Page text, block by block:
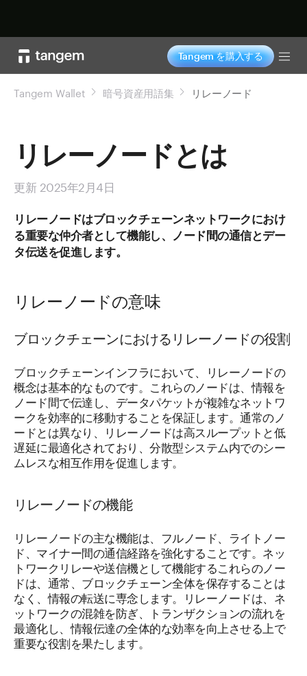
Tangem を購入する
Tangem Wallet 暗号資産用語集 リレーノード
リレーノードとは
更新 2025年2月4日
リレーノードはブロックチェーンネットワークにおけ
る重要な仲介者として機能し、ノード間の通信とデー
タ伝送を促進します。
リレーノードの意味
ブロックチェーンにおけるリレーノードの役割
ブロックチェーンインフラにおいて、リレーノードの
概念は基本的なものです。これらのノードは、情報を
ノード間で伝達し、データパケットが複雑なネットワ
ークを効率的に移動することを保証します。通常のノ
ードとは異なり、リレーノードは高スループットと低
遅延に最適化されており、分散型システム内でのシー
ムレスな相互作用を促進します。
リレーノードの機能
リレーノードの主な機能は、フルノード、ライトノー
ド、マイナー間の通信経路を強化することです。ネッ
トワークリレーや送信機として機能するこれらのノー
ドは、通常、ブロックチェーン全体を保存することは
なく、情報の転送に専念します。リレーノードは、ネ
ットワークの混雑を防ぎ、トランザクションの流れを
最適化し、情報伝達の全体的な効率を向上させる上で
重要な役割を果たします。